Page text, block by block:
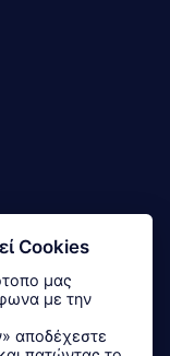
Cookies
μας
με την